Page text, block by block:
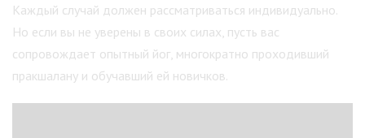
Каждый случай должен рассматриваться индивидуально.
Но если вы не уверены в своих силах, пусть вас
сопровождает опытный йог, многократно проходивший
пракшалану и обучавший ей новичков.